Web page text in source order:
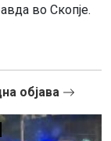
во Скопје.
објава